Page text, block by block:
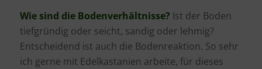
Wie sind die Bodenverhältnisse? Ist der Boden
tiefgründig oder seicht, sandig oder lehmig?
Entscheidend ist auch die Bodenreaktion. So sehr
ich gerne mit Edelkastanien arbeite, für dieses